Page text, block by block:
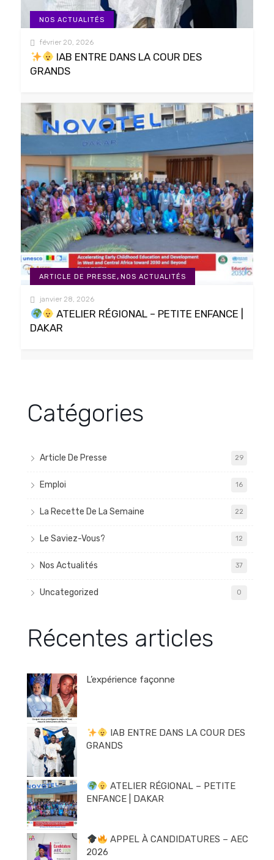
NOS ACTUALITÉS
février 20, 2026
IAB ENTRE DANS LA COUR DES
GRANDS
ARTICLE DE PRESSE,NOS ACTUALITÉS
janvier 28, 2026
ATELIER RÉGIONAL – PETITE ENFANCE |
DAKAR
Catégories
Article De Presse 29
Emploi 16
La Recette De La Semaine 22
Le Saviez-Vous? 12
Nos Actualités 37
Uncategorized 0
Récentes articles
L’expérience façonne
IAB ENTRE DANS LA COUR DES
GRANDS
ATELIER RÉGIONAL – PETITE
ENFANCE | DAKAR
APPEL À CANDIDATURES – AEC
2026